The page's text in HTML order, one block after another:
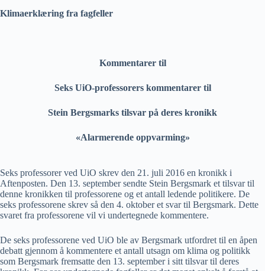
Klimaerklæring fra fagfeller
Kommentarer til
Seks UiO-professorers kommentarer til
Stein Bergsmarks tilsvar på deres kronikk
«Alarmerende oppvarming»
Seks professorer ved UiO skrev den 21. juli 2016 en kronikk i
Aftenposten. Den 13. september sendte Stein Bergsmark et tilsvar til
denne kronikken til professorene og et antall ledende politikere. De
seks professorene skrev så den 4. oktober et svar til Bergsmark. Dette
svaret fra professorene vil vi undertegnede kommentere.
De seks professorene ved UiO ble av Bergsmark utfordret til en åpen
debatt gjennom å kommentere et antall utsagn om klima og politikk
som Bergsmark fremsatte den 13. september i sitt tilsvar til deres